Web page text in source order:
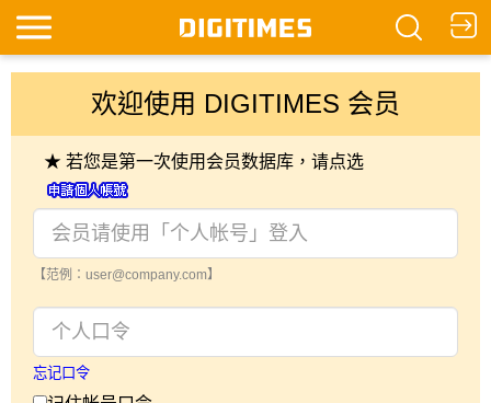
欢迎使用 DIGITIMES 会员
★ 若您是第一次使用会员数据库，请点选
【范例：user@company.com】
忘记口令